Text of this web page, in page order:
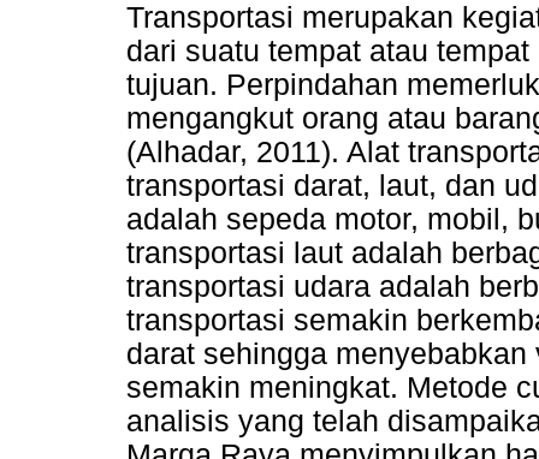
Transportasi merupakan
dari suatu tempat atau
tujuan. Perpindahan
mengangkut orang atau
(Alhadar, 2011). Alat
transportasi darat, laut, dan
adalah sepeda motor, mobil,
transportasi laut adalah
transportasi udara adalah
transportasi semakin
darat sehingga
semakin meningkat. Metode
analisis yang telah